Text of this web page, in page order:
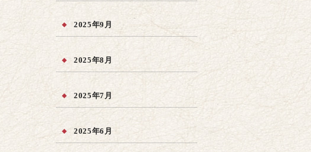
2025年9月
2025年8月
2025年7月
2025年6月